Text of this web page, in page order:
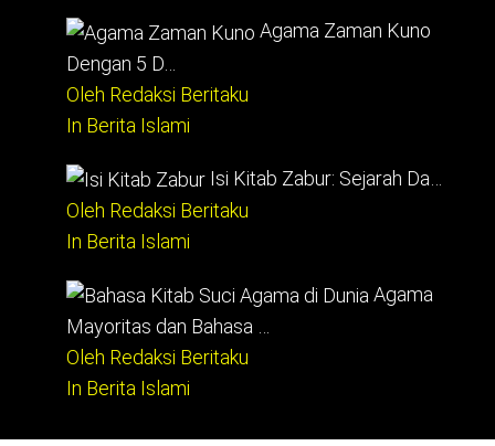
Agama Zaman Kuno
Dengan 5 D…
Oleh Redaksi Beritaku
In Berita Islami
Isi Kitab Zabur: Sejarah Da…
Oleh Redaksi Beritaku
In Berita Islami
Agama
Mayoritas dan Bahasa …
Oleh Redaksi Beritaku
In Berita Islami